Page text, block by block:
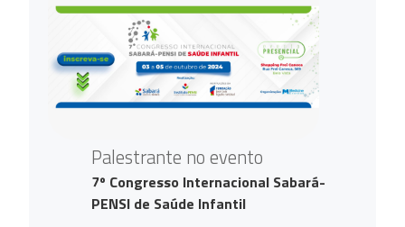
Palestrante no evento
7º Congresso Internacional Sabará-
PENSI de Saúde Infantil